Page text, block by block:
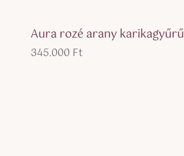
Aura rozé arany karikagyűrű
345.000 Ft